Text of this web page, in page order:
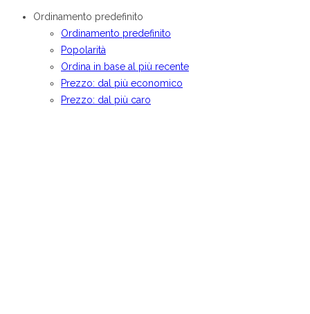
Ordinamento predefinito
Ordinamento predefinito
Popolarità
Ordina in base al più recente
Prezzo: dal più economico
Prezzo: dal più caro